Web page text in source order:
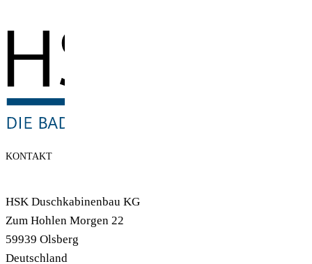
KONTAKT
HSK Duschkabinenbau KG
Zum Hohlen Morgen 22
59939 Olsberg
Deutschland